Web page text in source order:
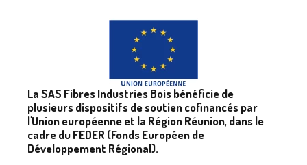
La SAS Fibres Industries Bois bénéficie de
plusieurs dispositifs de soutien cofinancés par
l'Union européenne et la Région Réunion, dans le
cadre du FEDER (Fonds Européen de
Développement Régional).